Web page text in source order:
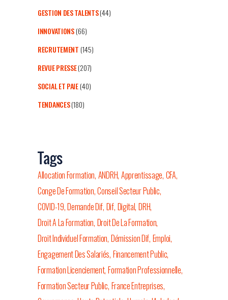
GESTION DES TALENTS(44)
INNOVATIONS(66)
RECRUTEMENT(145)
REVUE PRESSE(207)
SOCIAL ET PAIE(40)
TENDANCES(180)
Tags
Allocation Formation ANDRH Apprentissage CFA
Conge De Formation Conseil Secteur Public
COVID-19 Demande Dif Dif Digital DRH
Droit A La Formation Droit De La Formation
Droit Individuel Formation Démission Dif Emploi
Engagement Des Salariés Financement Public
Formation Licenciement Formation Professionnelle
Formation Secteur Public France Entreprises